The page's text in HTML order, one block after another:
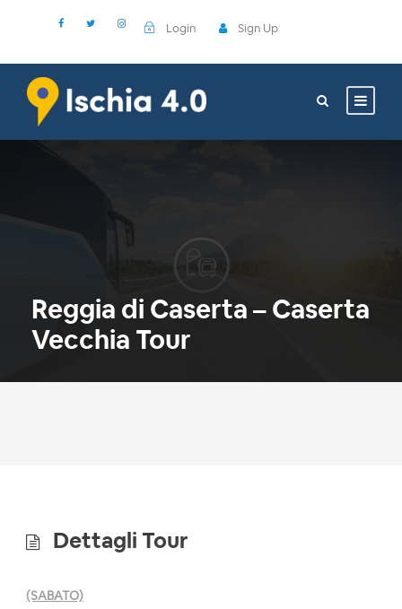
Login Sign Up
Reggia di Caserta – Caserta
Vecchia Tour
Dettagli Tour
(SABATO)